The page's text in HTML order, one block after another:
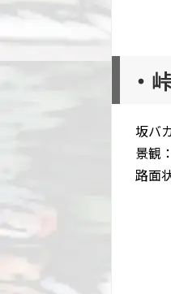
・
坂バ
景
路